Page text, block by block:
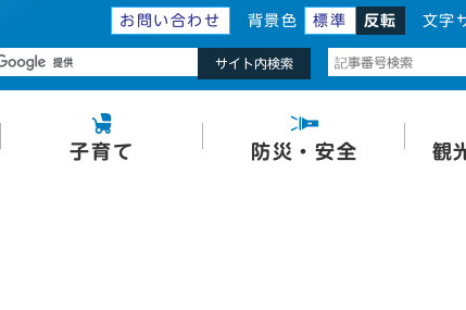
お問い合わせ 背景色 標準 反転 文字
サイト内検索
子育て 防災・安全 観